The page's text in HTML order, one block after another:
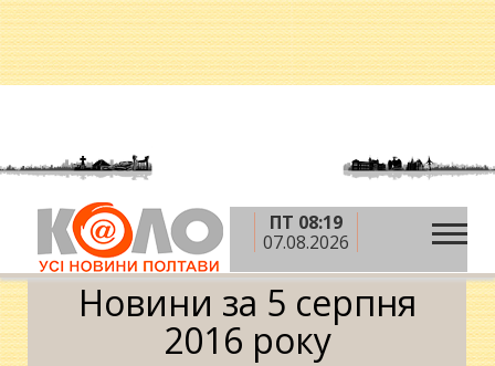
ПТ 08:19
07.08.2026
Головна » 2016 рік » серпень »5 серпня
Календар
Новини за 5 серпня
2016 року